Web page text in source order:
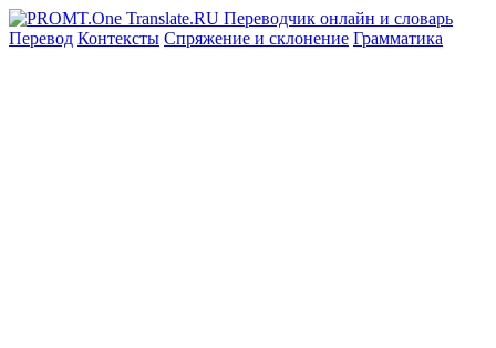
Перевод Контексты Спряжение и склонение Грамматика